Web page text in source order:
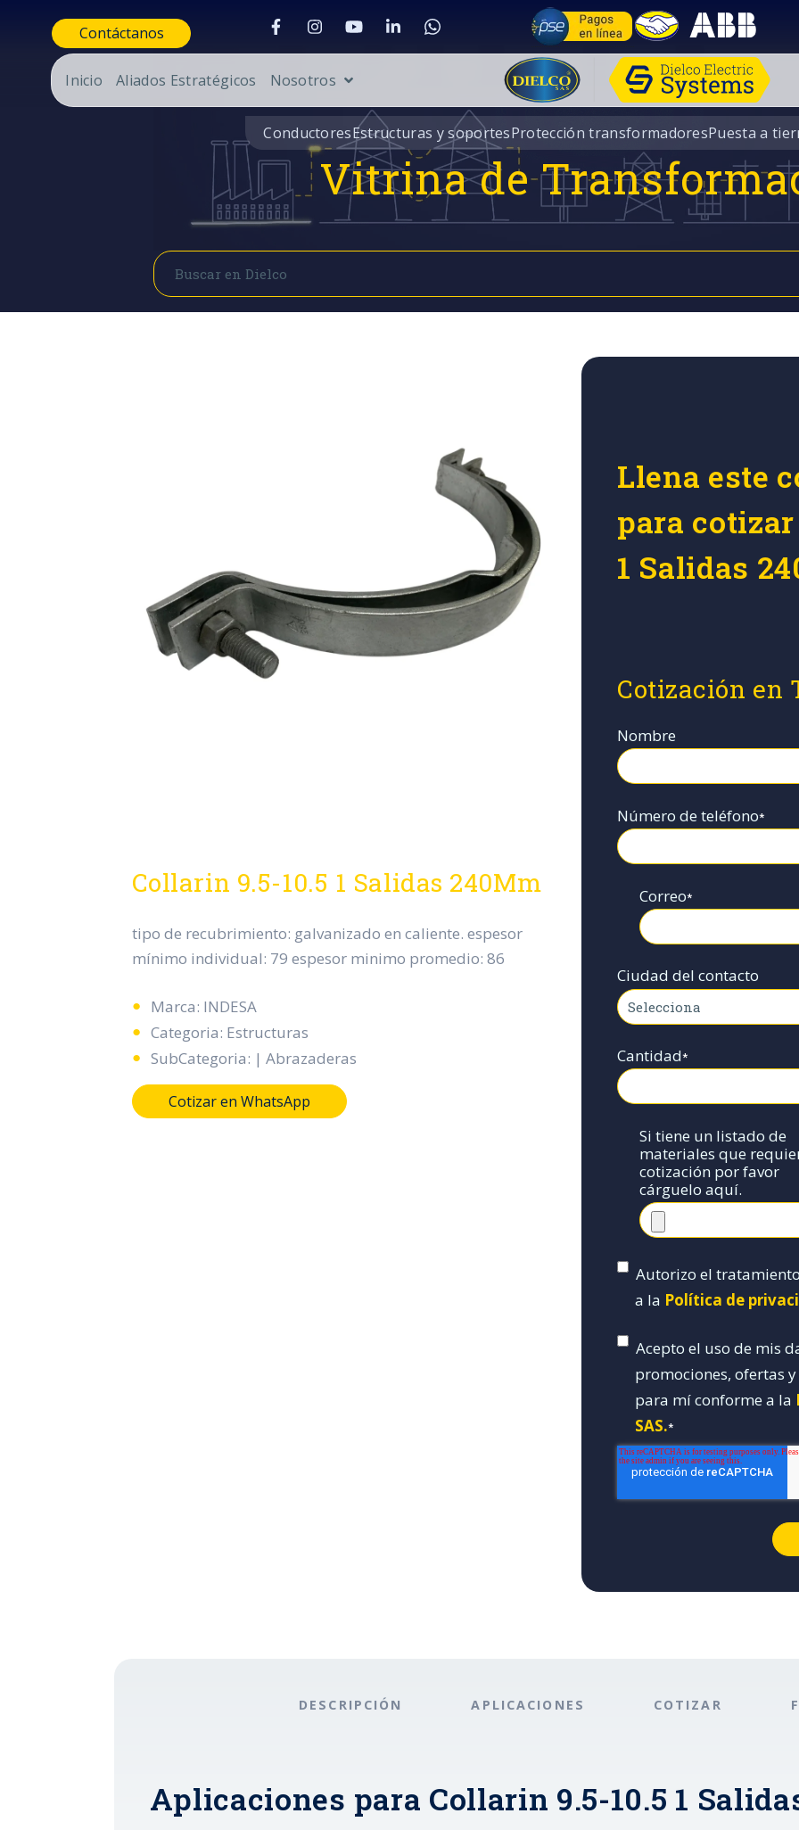
Contáctanos
Inicio Aliados Estratégicos Nosotros
ConductoresEstructuras y soportesProtección transformadoresPuesta a
Vitrina de
Buscar
Collarin 9.5-10.5 1 Salidas 240Mm
tipo de recubrimiento: galvanizado en caliente. espesor
mínimo individual: 79 espesor minimo promedio: 86
Marca: INDESA
Categoria: Estructuras
SubCategoria: | Abrazaderas
Cotizar en WhatsApp
Llena este
para
1 Salidas
Cotización en
Nombre
Número de teléfono*
Correo*
Ciudad del contacto
Cantidad*
Si tiene un listado de
materiales que
cotización por favor
cárguelo aquí.
Autorizo el
a la Política de
Acepto el uso de mis
promociones, ofertas y
para mí conforme a la
SAS.*
DESCRIPCIÓN APLICACIONES COTIZAR
Aplicaciones para Collarin 9.5-10.5 1